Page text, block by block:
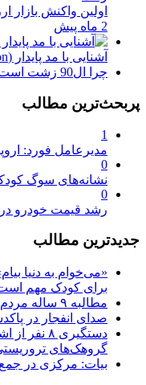
اولین واکنش بازار
2 ماه پیش
آشنایی با مد پایدار (Sustainable Fashion)
چرا ال90 زشت است؟
پربحث‌ترین مطالب
1
مدیرعامل فورد:
0
نشانه‌های سوگ
0
رشد قیمت خودرو در
جدیدترین مطالب
«می‌خوام به دنیا
برای کودک مهم
مطالبه ۹ ساله مردم غرب البرز محقق شد
صدای انفجار در
دستگیری
گروهک‌های
بیات: مرکزی در جمع ۱۰ هیئت برتر هندبال کشور قرار گرفت